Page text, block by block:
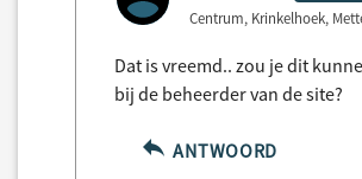
Centrum, Krinkelhoek,
Dat is vreemd.. zou je dit
bij de beheerder van de site?
ANTWOORD